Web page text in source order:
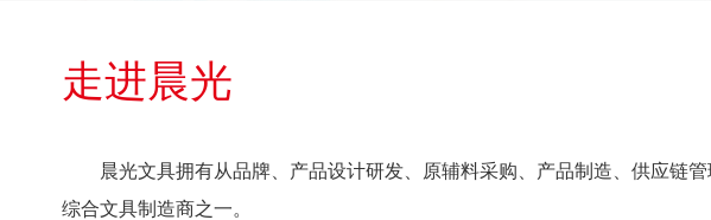
走进晨光
晨光文具拥有从品牌、产品设计研发、原辅料采购、产品制造、供应链
综合文具制造商之一。